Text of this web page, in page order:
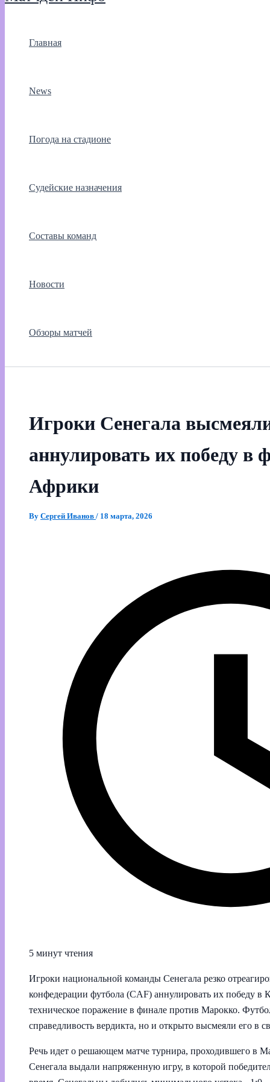
Главная
News
Погода на стадионе
Судейские назначения
Составы команд
Новости
Обзоры матчей
Игроки Сенегала
аннулировать их победу в
Африки
By Сергей Иванов / 18 марта, 2026
5 минут чтения
Игроки национальной команды Сенегала резко
конфедерации футбола (CAF) аннулировать их победу в
техническое поражение в финале против Марокко.
справедливость вердикта, но и открыто высмеяли его в
Речь идет о решающем матче турнира, проходившего в
Сенегала выдали напряженную игру, в которой